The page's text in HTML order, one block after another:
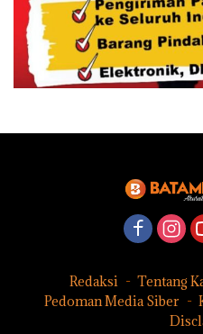
Redaksi Tentang
Pedoman Media Siber